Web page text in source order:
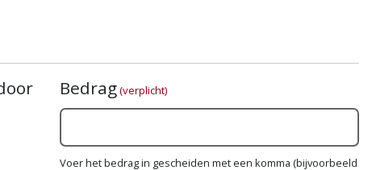
Bedrag(verplicht)
Voer het bedrag in gescheiden met een komma (bijvoorbeeld